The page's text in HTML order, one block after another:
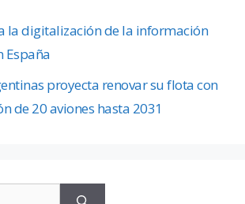
la digitalización de la información
España
proyecta renovar su flota con
de 20 aviones hasta 2031